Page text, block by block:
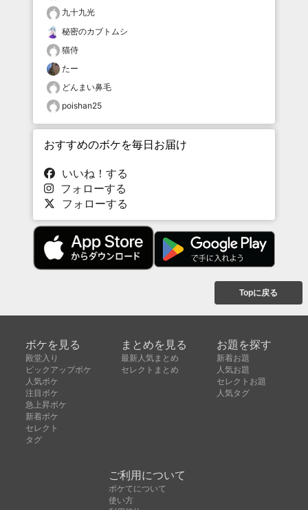
九十九光
秘密のカブトムシ
猫侍
たー
どんまい鼻毛
poishan25
おすすめのボケを毎日お届け
いいね！する
フォローする
フォローする
Topに戻る
ボケを見る
殿堂入り
ピックアップボケ
人気ボケ
注目ボケ
急上昇ボケ
新着ボケ
セレクト
タグ
まとめを見る
最新人気まとめ
セレクトまとめ
お題を探す
新着お題
人気お題
セレクトお題
人気タグ
ご利用について
ボケてについて
使い方